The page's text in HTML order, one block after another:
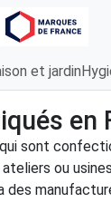
et jardin
en
sont
ou
des